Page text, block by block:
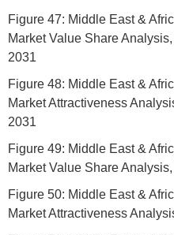
Figure 47: Middle East &
Market Value Share
2031
Figure 48: Middle East &
Market Attractiveness
2031
Figure 49: Middle East &
Market Value Share
Figure 50: Middle East &
Market Attractiveness